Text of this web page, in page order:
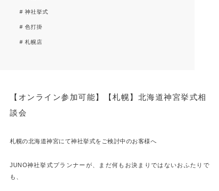
# 神社挙式
# 色打掛
# 札幌店
【オンライン参加可能】【札幌】北海道神宮挙式相
談会
札幌の北海道神宮にて神社挙式をご検討中のお客様へ
JUNO神社挙式プランナーが、まだ何もお決まりではないおふたりで
も、